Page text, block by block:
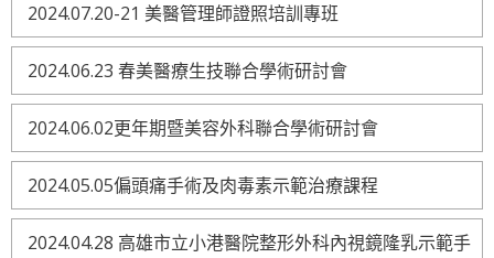
2024.07.20-21 美醫管理師證照培訓專班
2024.06.23 春美醫療生技聯合學術研討會
2024.06.02更年期暨美容外科聯合學術研討會
2024.05.05偏頭痛手術及肉毒素示範治療課程
2024.04.28 高雄市立小港醫院整形外科內視鏡隆乳示範手